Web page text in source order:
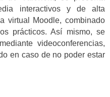
interactivos y de alta
virtual Moodle, combinado
prácticos. Así mismo, se
videoconferencias,
en caso de no poder estar